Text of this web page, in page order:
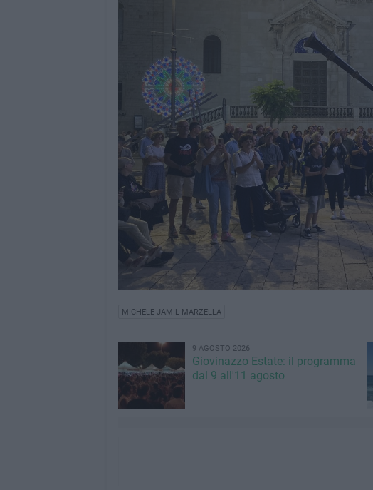
MICHELE JAMIL MARZELLA
9 AGOSTO 2026
Giovinazzo Estate: il programma
dal 9 all'11 agosto